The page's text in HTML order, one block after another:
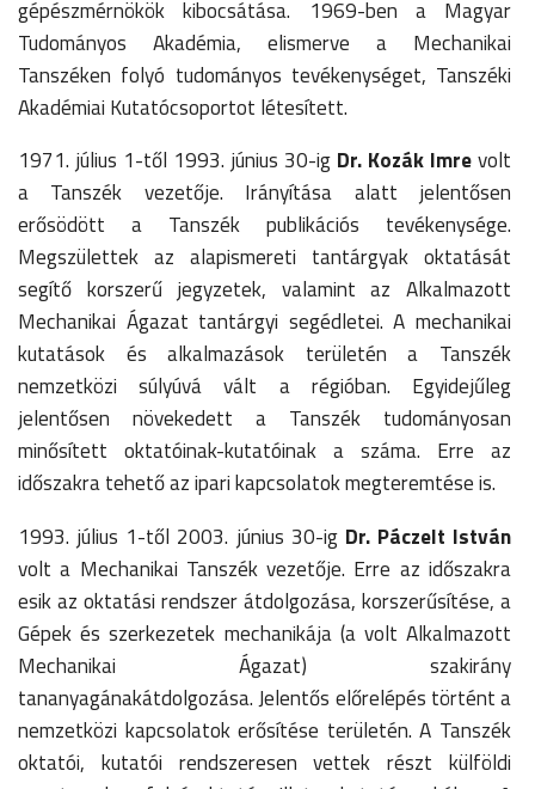
gépészmérnökök kibocsátása. 1969-ben a Magyar
Tudományos Akadémia, elismerve a Mechanikai
Tanszéken folyó tudományos tevékenységet, Tanszéki
Akadémiai Kutatócsoportot létesített.
1971. július 1-től 1993. június 30-ig Dr. Kozák Imrevolt
a Tanszék vezetője. Irányítása alatt jelentősen
erősödött a Tanszék publikációs tevékenysége.
Megszülettek az alapismereti tantárgyak oktatását
segítő korszerű jegyzetek, valamint az Alkalmazott
Mechanikai Ágazat tantárgyi segédletei. A mechanikai
kutatások és alkalmazások területén a Tanszék
nemzetközi súlyúvá vált a régióban. Egyidejűleg
jelentősen növekedett a Tanszék tudományosan
minősített oktatóinak-kutatóinak a száma. Erre az
időszakra tehető az ipari kapcsolatok megteremtése is.
1993. július 1-től 2003. június 30-ig Dr. Páczelt István
volt a Mechanikai Tanszék vezetője. Erre az időszakra
esik az oktatási rendszer átdolgozása, korszerűsítése, a
Gépek és szerkezetek mechanikája (a volt Alkalmazott
Mechanikai Ágazat) szakirány
tananyagánakátdolgozása. Jelentős előrelépés történt a
nemzetközi kapcsolatok erősítése területén. A Tanszék
oktatói, kutatói rendszeresen vettek részt külföldi